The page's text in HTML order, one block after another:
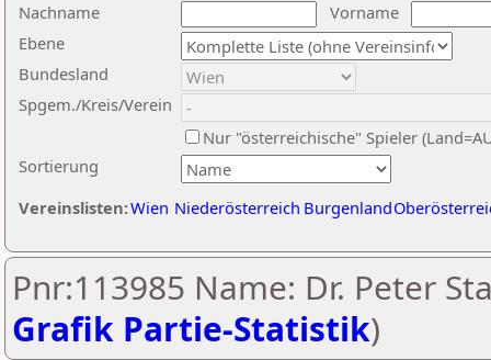
Nachname
Vorname
Ebene
Sortierung
Bundesland
Spgem./Kreis/Verein
Nur "österreichische" Spieler
Vereinslisten:Wien Niederösterreich Burgenland
Pnr:113985 Name: Dr. Peter
Grafik Partie-Statistik)